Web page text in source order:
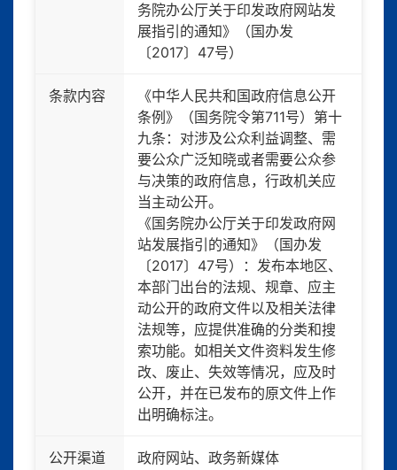
务院办公厅关于印发政府网站发
展指引的通知》（国办发
〔2017〕47号）
条款内容
《中华人民共和国政府信息公开
条例》（国务院令第711号）第十
九条：对涉及公众利益调整、需
要公众广泛知晓或者需要公众参
与决策的政府信息，行政机关应
当主动公开。
《国务院办公厅关于印发政府网
站发展指引的通知》（国办发
〔2017〕47号）：发布本地区、
本部门出台的法规、规章、应主
动公开的政府文件以及相关法律
法规等，应提供准确的分类和搜
索功能。如相关文件资料发生修
改、废止、失效等情况，应及时
公开，并在已发布的原文件上作
出明确标注。
公开渠道 政府网站、政务新媒体